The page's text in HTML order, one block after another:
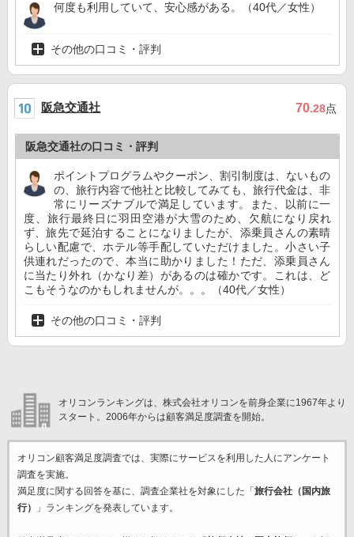
何度も利用していて、安心感がある。（40代／女性）
その他の口コミ・評判
阪急交通社 70.28点
阪急交通社の口コミ・評判
ポイントプログラムやクーポン、割引制度は、ないもの
の、旅行内容で他社と比較してみても、旅行代金は、非
常にリーズナブルで満足しています。また、以前に一
度、旅行最終日に羽田空港が大雪のため、欠航になり戻れ
ず、旅先で延泊することになりましたが、添乗員さんの素晴
らしい配慮で、ホテル等手配していただけました。小さい子
供連れだったので、本当に助かりました！ただ、添乗員さん
に当たり外れ（かなり差）があるのは確かです。これは、ど
こもそうなのかもしれませんが。。。（40代／女性）
その他の口コミ・評判
オリコンランキングは、株式会社オリコンを前身企業に1967年より
スタート。2006年からは顧客満足度調査を開始。
オリコン顧客満足度調査では、実際にサービスを利用した 人にアンケート
調査を実施。
満足度に関する回答を基に、調査企業社を対象にした「旅行会社（国内旅
行）
」ランキングを発表しています。